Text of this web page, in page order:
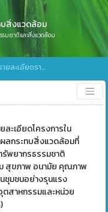
บสิ่งแวดล้อม
มชาติและสิ่งแวดล้อม
ยละเอียดรายงาน
ะเอียดโครงการใน
ผลกระทบสิ่งแวดล้อมที่
พยากรธรรมชาติ
สุขภาพ อนามัย คุณภาพ
ชุมชนอย่างรุนแรง
ตสาหกรรมและหน่วย